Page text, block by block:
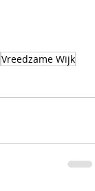
Vreedzame Wijk